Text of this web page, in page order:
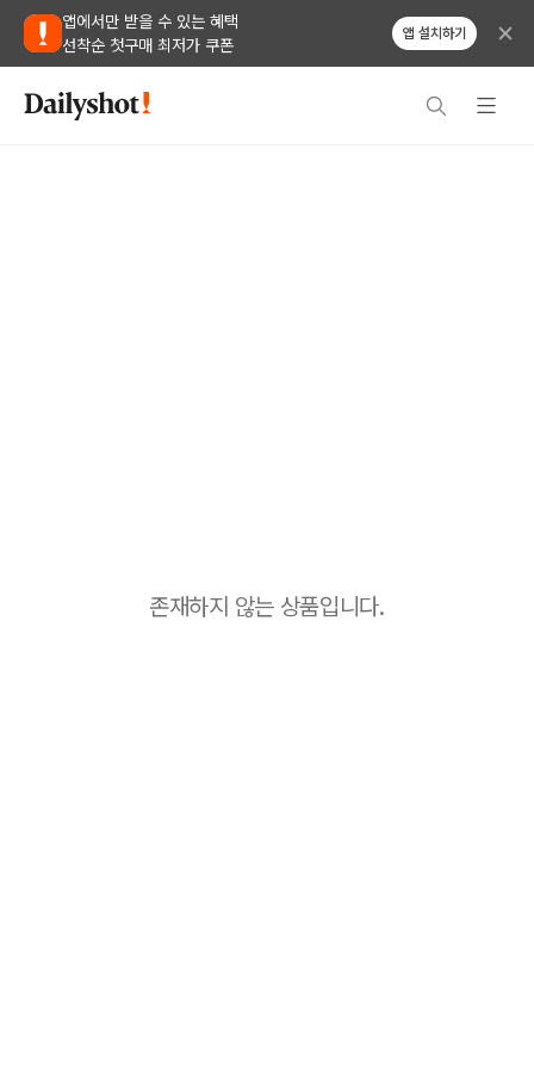
앱에서만 받을 수 있는 혜택
선착순 첫구매 최저가 쿠폰
앱 설치하기
존재하지 않는 상품입니다.